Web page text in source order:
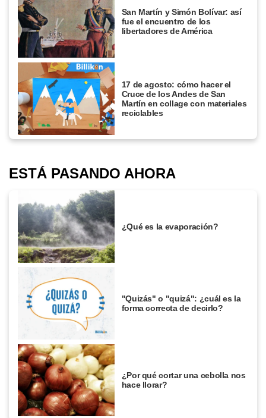
San Martín y Simón Bolívar: así
fue el encuentro de los
libertadores de América
17 de agosto: cómo hacer el
Cruce de los Andes de San
Martín en collage con materiales
reciclables
ESTÁ PASANDO AHORA
¿Qué es la evaporación?
"Quizás" o "quizá": ¿cuál es la
forma correcta de decirlo?
¿Por qué cortar una cebolla nos
hace llorar?